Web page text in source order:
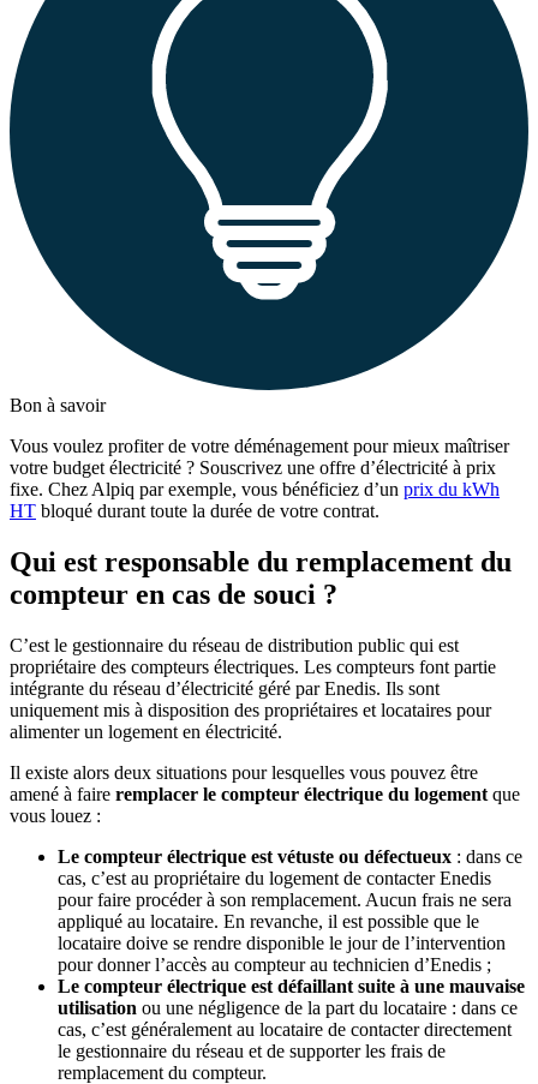
Bon à savoir
Vous voulez profiter de votre déménagement pour mieux maîtriser
votre budget électricité ? Souscrivez une offre d’électricité à prix
fixe. Chez Alpiq par exemple, vous bénéficiez d’un prix du kWh
HT bloqué durant toute la durée de votre contrat.
Qui est responsable du remplacement du
compteur en cas de souci ?
C’est le gestionnaire du réseau de distribution public qui est
propriétaire des compteurs électriques. Les compteurs font partie
intégrante du réseau d’électricité géré par Enedis. Ils sont
uniquement mis à disposition des propriétaires et locataires pour
alimenter un logement en électricité.
Il existe alors deux situations pour lesquelles vous pouvez être
amené à faire remplacer le compteur électrique du logement que
vous louez :
Le compteur électrique est vétuste ou défectueux : dans ce
cas, c’est au propriétaire du logement de contacter Enedis
pour faire procéder à son remplacement. Aucun frais ne sera
appliqué au locataire. En revanche, il est possible que le
locataire doive se rendre disponible le jour de l’intervention
pour donner l’accès au compteur au technicien d’Enedis ;
Le compteur électrique est défaillant suite à une mauvaise
utilisation ou une négligence de la part du locataire : dans ce
cas, c’est généralement au locataire de contacter directement
le gestionnaire du réseau et de supporter les frais de
remplacement du compteur.